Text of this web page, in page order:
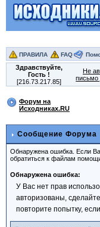
ПРАВИЛА FAQ
Здравствуйте,
Гость!
[216.73.217.85]
Не
письмо
Форум на
Исходниках.RU
Сообщение Форума
Обнаружена ошибка. Если
обратиться к файлам
Обнаружена ошибка:
У Вас нет прав
авторизованы,
повторите попытку,